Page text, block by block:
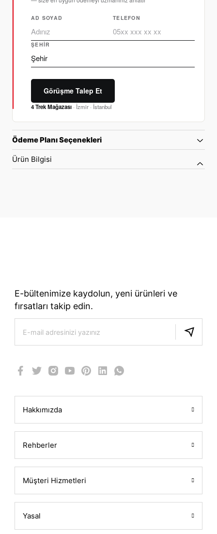
AD SOYAD TELEFON
ŞEHIR
Görüşme Talep Et
4 Trek Mağazası · İzmir · İstanbul
Ödeme Planı Seçenekleri
Ürün Bilgisi
E-bültenimize kaydolun, yeni ürünleri ve
fırsatları takip edin.
Hakkımızda
Rehberler
Müşteri Hizmetleri
Yasal